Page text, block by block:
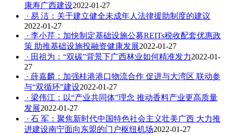
康寿广西建设2022-01-27
· 易 洁：关于建立健全未成年人法律援助制度的建议
2022-01-27
· 李小芹：加快制定基础设施公募REITs税收配套优惠政
策 助推基础设施投融资健康发展2022-01-27
· 田祖为：“双碳”背景下广西林业如何精准发力2022-01-
27
· 薛嘉麟：加强桂港港口物流合作 促进与大湾区 联动参
与“双循环”建设2022-01-27
· 梁伟江：以“产业共同体”理念 推动香料产业更高质量
发展2022-01-27
· 石 军：聚焦新时代中国特色社会主义壮美广西 大力推
进建设南宁面向东盟的门户枢纽机场2022-01-27